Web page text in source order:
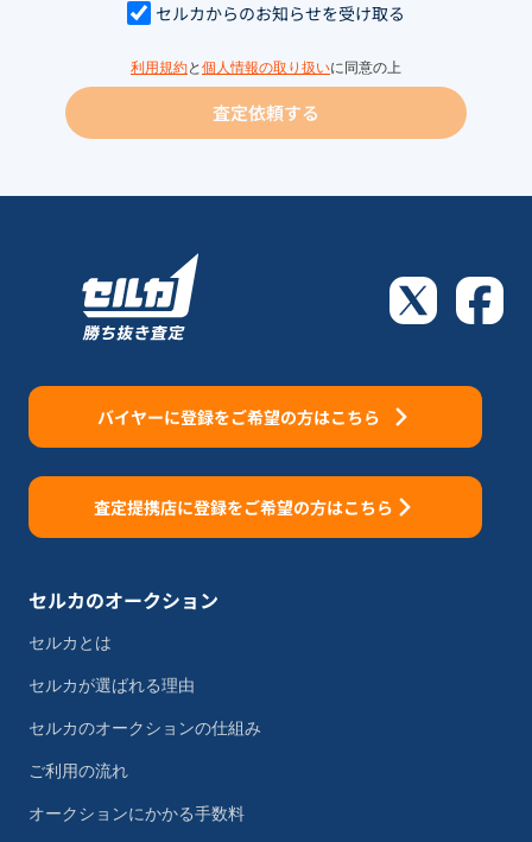
セルカからのお知らせを受け取る
利用規約と 個人情報の取り扱いに同意の上
査定依頼する
バイヤーに登録をご希望の方はこちら
査定提携店に登録をご希望の方はこちら
セルカのオークション
セルカとは
セルカが選ばれる理由
セルカのオークションの仕組み
ご利用の流れ
オークションにかかる手数料